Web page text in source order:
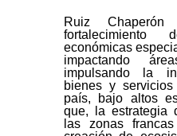
Ruiz
económicas
impactando
impulsando la
bienes y
país, bajo altos
que, la estrategia
las zonas